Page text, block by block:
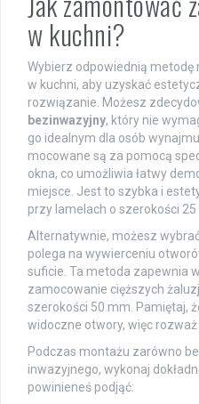
w kuchni?
Wybierz odpowiednią
w kuchni, aby uzyskać
rozwiązanie. Możesz
bezinwazyjny, który nie
go idealnym dla osób
mocowane są za pomocą
okna, co umożliwia łatwy
miejsce. Jest to szybka i
przy lamelach o szerokości 25
Alternatywnie, możesz
polega na wywierceniu
suficie. Ta metoda zapewnia
zamocowanie cięższych
szerokości 50 mm. Pamiętaj,
widoczne otwory, więc
Podczas montażu zarówno
inwazyjnego, wykonaj
powinieneś podjąć: